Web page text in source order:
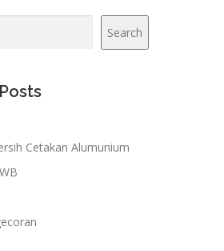
Search
Cetakan Alumunium